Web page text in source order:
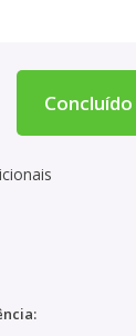
Concluído